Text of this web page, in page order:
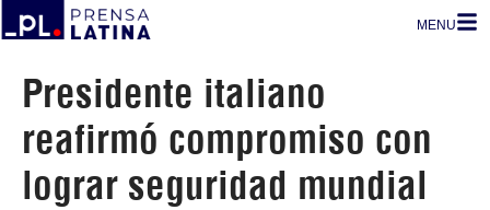
MENU
Presidente italiano
reafirmó compromiso con
lograr seguridad mundial